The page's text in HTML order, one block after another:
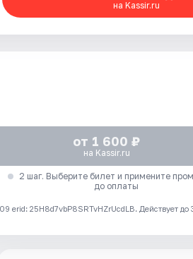
на Kassir.ru
от 1 600 ₽
на Kassir.ru
2 шаг. Выберите билет и примените
до оплаты
25H8d7vbP8SRTvHZrUcdLB. Действует до